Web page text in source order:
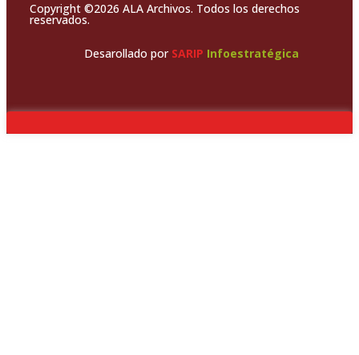
Copyright ©2026 ALA Archivos. Todos los derechos
reservados.
Desarollado por SARIP Infoestratégica